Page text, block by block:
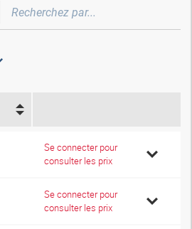
Se connecter pour
consulter les prix
Se connecter pour
consulter les prix